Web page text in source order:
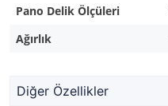
Pano Delik Ölçüleri
Ağırlık
Diğer Özellikler